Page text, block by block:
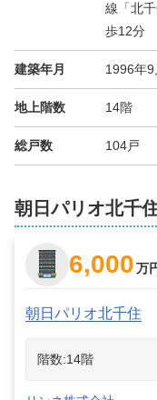
線「北
歩12分
建築年月 1996年9
地上階数 14階
総戸数 104戸
朝日パリオ北千
6,000万
朝日パリオ北千住
階数:14階